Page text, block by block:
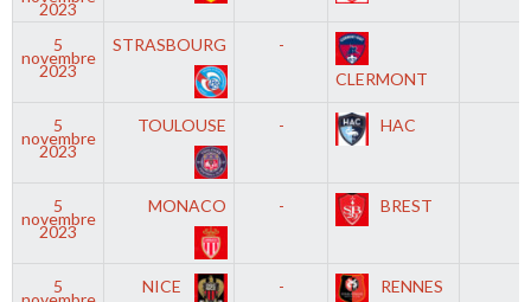
2023
5
novembre
2023
STRASBOURG
-
CLERMONT
5
novembre
2023
TOULOUSE - HAC
5
novembre
2023
MONACO - BREST
5 NICE - RENNES